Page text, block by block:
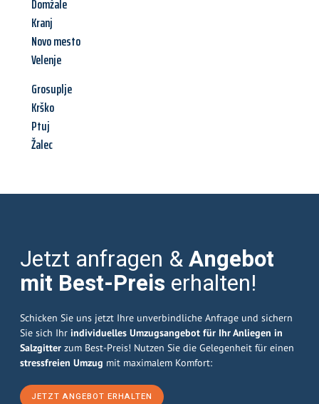
Domžale
Kranj
Novo mesto
Velenje
Grosuplje
Krško
Ptuj
Žalec
Jetzt anfragen &Angebot
mit Best-Preis erhalten!
Schicken Sie uns jetzt Ihre unverbindliche Anfrage und sichern
Sie sich Ihr individuelles Umzugsangebot für Ihr Anliegen in
Salzgitter zum Best-Preis! Nutzen Sie die Gelegenheit für einen
stressfreien Umzug mit maximalem Komfort:
JETZT ANGEBOT ERHALTEN